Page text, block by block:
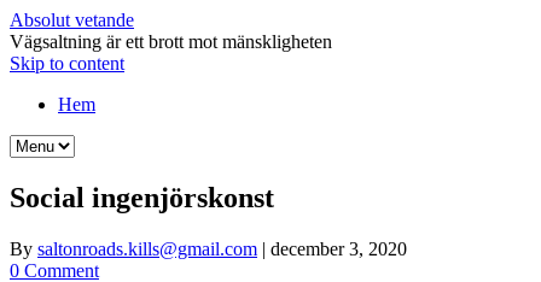
Absolut vetande
Vägsaltning är ett brott mot mänskligheten
Skip to content
Hem
Social ingenjörskonst
By saltonroads.kills@gmail.com | december 3, 2020
0 Comment